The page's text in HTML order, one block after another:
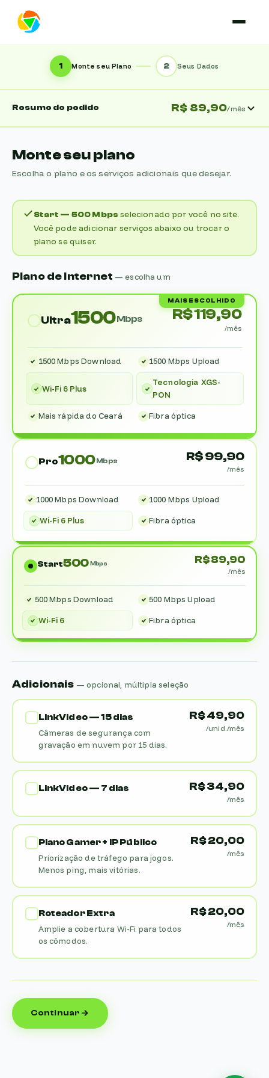
1 Monte seu Plano 2 Seus Dados
Resumo do pedido R$ 89,90/mês
Monte seu plano
Escolha o plano e os serviços adicionais que desejar.
Start — 500 Mbps selecionado por você no site.
Você pode adicionar serviços abaixo ou trocar o
plano se quiser.
Plano de Internet — escolha um
MAIS ESCOLHIDO
Ultra1500Mbps R$ 119,90
/mês
1500 Mbps Download 1500 Mbps Upload
Wi-Fi 6 Plus
Tecnologia XGS-
PON
Mais rápida do Ceará Fibra óptica
Pro1000 Mbps R$ 99,90
/mês
1000 Mbps Download 1000 Mbps Upload
Wi-Fi 6 Plus Fibra óptica
Start500 Mbps R$ 89,90
/mês
500 Mbps Download 500 Mbps Upload
Wi-Fi 6 Fibra óptica
Adicionais — opcional, múltipla seleção
LinkVideo — 15 dias
Câmeras de segurança com
gravação em nuvem por 15 dias.
R$ 49,90
/unid./mês
LinkVideo — 7 dias R$ 34,90
/mês
Plano Gamer + IP Público
Priorização de tráfego para jogos.
Menos ping, mais vitórias.
R$ 20,00
/mês
Roteador Extra
Amplie a cobertura Wi-Fi para todos
os cômodos.
R$ 20,00
/mês
Continuar